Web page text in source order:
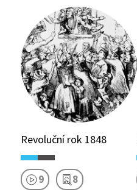
Revoluční rok 1848
9 8